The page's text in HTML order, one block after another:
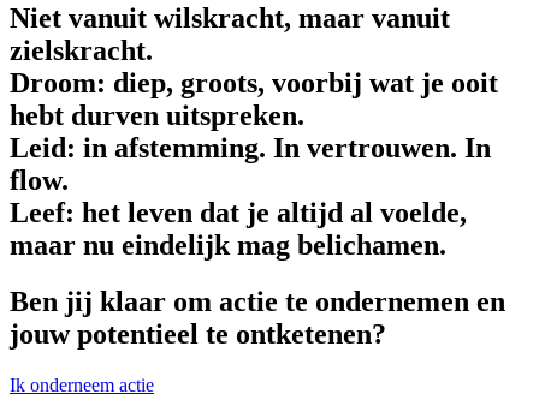
Niet vanuit wilskracht, maar vanuit
zielskracht.
Droom: diep, groots, voorbij wat je ooit
hebt durven uitspreken.
Leid: in afstemming. In vertrouwen. In
flow.
Leef: het leven dat je altijd al voelde,
maar nu eindelijk mag belichamen.
Ben jij klaar om actie te ondernemen en
jouw potentieel te ontketenen?
Ik onderneem actie